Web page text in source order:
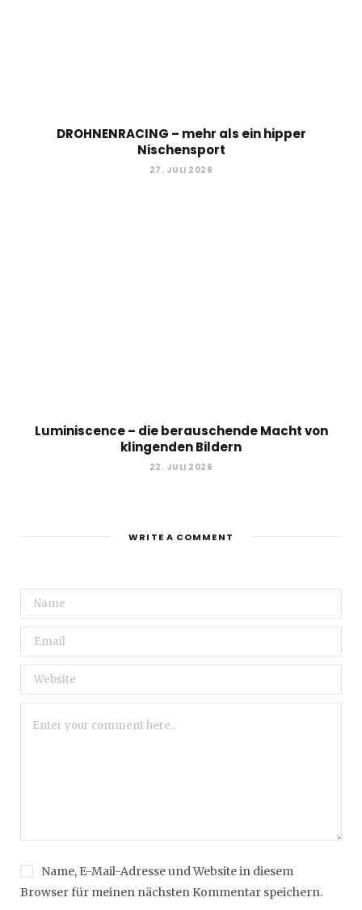
DROHNENRACING – mehr als ein hipper
Nischensport
27. JULI 2026
Luminiscence – die berauschende Macht von
klingenden Bildern
22. JULI 2026
WRITE A COMMENT
Name, E-Mail-Adresse und Website in diesem
Browser für meinen nächsten Kommentar speichern.